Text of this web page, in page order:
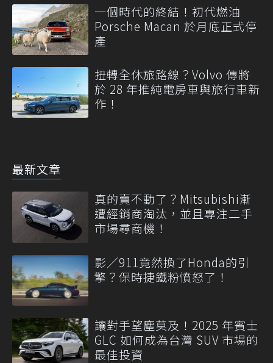
一個時代的終結！初代燃油
Porsche Macan 於月底正式停
產
扭轉全休旅路線？Volvo 傳將
於 28 年推純電房車與旅行車新
作！
最新文章
真的賣不動了？Mitsubishi漸
遭經銷商淘汰，並且專注二手
市場尋商機！
影／911竟然換了Honda的引
擎？保時捷鐵粉憤怒了！
讓對手望塵莫及！2025 年賓士
GLC 如何成為台灣 SUV 市場的
最佳投資